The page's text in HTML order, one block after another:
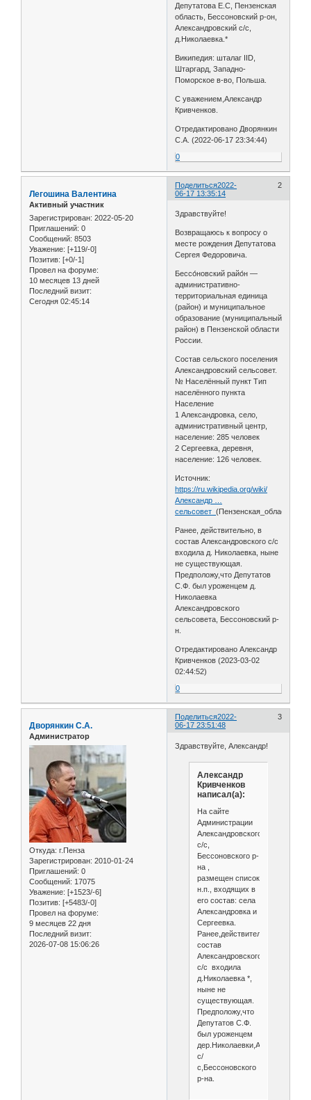
Депутатова Е.С, Пензенская
область, Бессоновский р-он,
Александровский с/с,
д.Николаевка.*
Википедия: шталаг IID,
Штаргард, Западно-
Поморское в-во, Польша.
С уважением,Александр
Кривченков.
Отредактировано Дворянкин
С.А. (2022-06-17 23:34:44)
0
Поделиться 2
2022-
06-17 13:35:14
Легошина Валентина
Активный участник
Зарегистрирован: 2022-05-20
Приглашений: 0
Сообщений: 8503
Уважение: [+119/-0]
Позитив: [+0/-1]
Провел на форуме:
10 месяцев 13 дней
Последний визит:
Сегодня 02:45:14
Здравствуйте!
Возвращаюсь к вопросу о
месте рождения Депутатова
Сергея Федоровича.
Бессо́новский райо́н —
административно-
территориальная единица
(район) и муниципальное
образование (муниципальный
район) в Пензенской области
России.
Состав сельского поселения
Александровский сельсовет.
№ Населённый пункт Тип
населённого пункта
Население
1 Александровка, село,
административный центр,
население: 285 человек
2 Сергеевка, деревня,
население: 126 человек.
Источник:
https://ru.wikipedia.org/wiki/
Александр …
сельсовет_(Пензенская_область)
Ранее, действительно, в
состав Александровского с/с
входила д. Николаевка, ныне
не существующая.
Предположу,что Депутатов
С.Ф. был уроженцем д.
Николаевка
Александровского
сельсовета, Бессоновский р-
н.
Отредактировано Александр
Кривченков (2023-03-02
02:44:52)
0
Поделиться 3
2022-
06-17 23:51:48
Дворянкин С.А.
Администратор
Откуда: г.Пенза
Зарегистрирован: 2010-01-24
Приглашений: 0
Сообщений: 17075
Уважение: [+1523/-6]
Позитив: [+5483/-0]
Провел на форуме:
9 месяцев 22 дня
Последний визит:
2026-07-08 15:06:26
Здравствуйте, Александр!
Александр
Кривченков
написал(а):
На сайте
Администрации
Александровского
с/с,
Бессоновского р-
на ,
размещен список
н.п., входящих в
его состав: села
Александровка и
Сергеевка.
Ранее,действительно,в
состав
Александровского
с/с входила
д.Николаевка *,
ныне не
существующая.
Предположу,что
Депутатов С.Ф.
был уроженцем
с/
с,Бессоновского
р-на.